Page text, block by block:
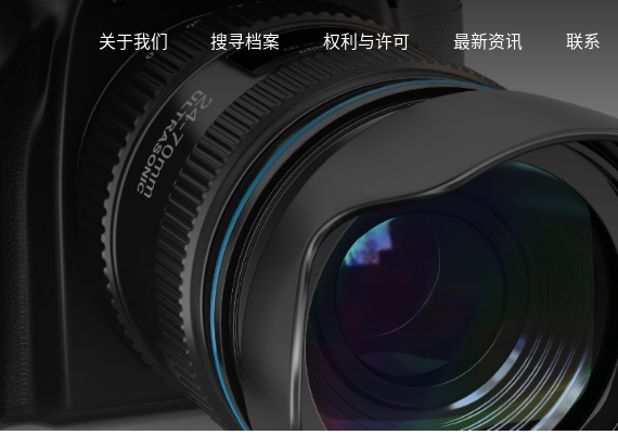
关于我们 搜寻档案 权利与许可 最新资讯 联系